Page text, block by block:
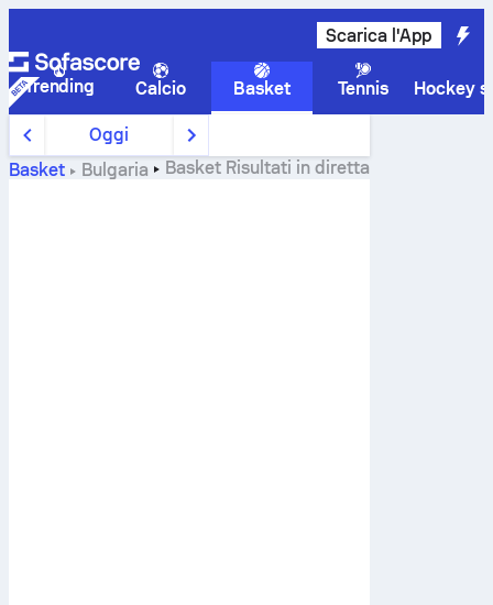
Scarica l'App
Trending Calcio Basket Tennis Hockey
Oggi
Basket
Bulgaria BasketRisultati in diretta